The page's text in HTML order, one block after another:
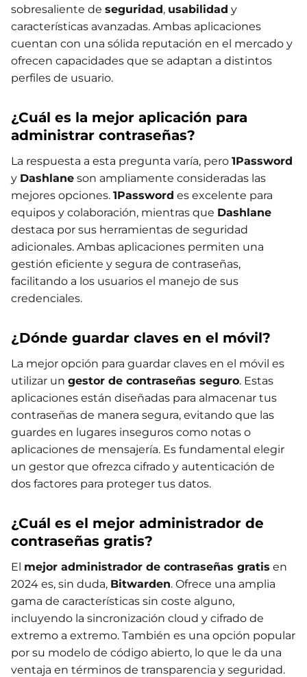
sobresaliente de seguridad, usabilidad y
características avanzadas. Ambas aplicaciones
cuentan con una sólida reputación en el mercado y
ofrecen capacidades que se adaptan a distintos
perfiles de usuario.
¿Cuál es la mejor aplicación para
administrar contraseñas?
La respuesta a esta pregunta varía, pero 1Password
y Dashlane son ampliamente consideradas las
mejores opciones. 1Password es excelente para
equipos y colaboración, mientras que Dashlane
destaca por sus herramientas de seguridad
adicionales. Ambas aplicaciones permiten una
gestión eficiente y segura de contraseñas,
facilitando a los usuarios el manejo de sus
credenciales.
¿Dónde guardar claves en el móvil?
La mejor opción para guardar claves en el móvil es
utilizar un gestor de contraseñas seguro. Estas
aplicaciones están diseñadas para almacenar tus
contraseñas de manera segura, evitando que las
guardes en lugares inseguros como notas o
aplicaciones de mensajería. Es fundamental elegir
un gestor que ofrezca cifrado y autenticación de
dos factores para proteger tus datos.
¿Cuál es el mejor administrador de
contraseñas gratis?
El mejor administrador de contraseñas gratis en
2024 es, sin duda, Bitwarden. Ofrece una amplia
gama de características sin coste alguno,
incluyendo la sincronización cloud y cifrado de
extremo a extremo. También es una opción popular
por su modelo de código abierto, lo que le da una
ventaja en términos de transparencia y seguridad.